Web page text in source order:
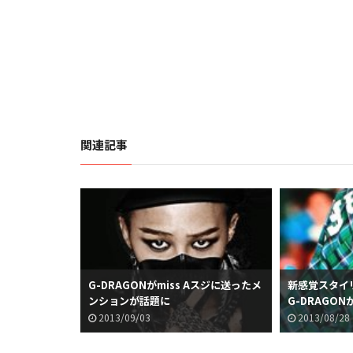
関連記事
G-DRAGONがmiss Aスジに送ったメ
ンションが話題に
2013/09/03
新感覚スタイ
G-DRAGON
2013/08/28